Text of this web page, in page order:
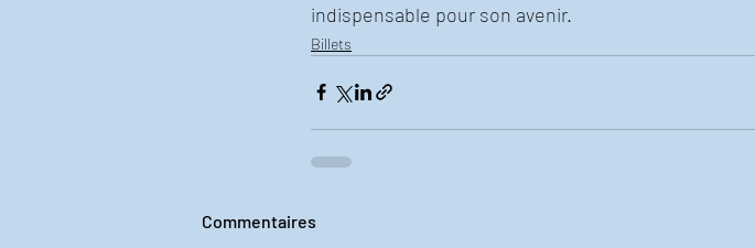
indispensable pour son avenir.
Billets
Commentaires